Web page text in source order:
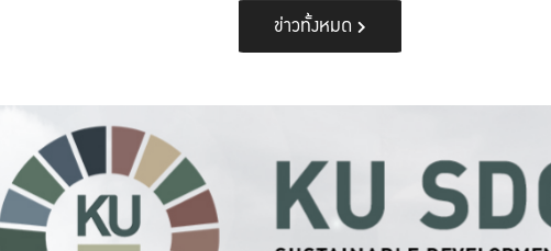
ข่าวทั้งหมด